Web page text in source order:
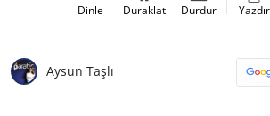
Dinle Duraklat Durdur Yazdır
Aysun Taşlı